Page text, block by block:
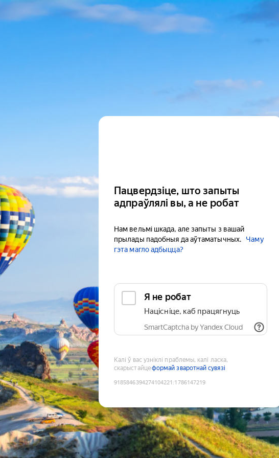
Пацвердзіце, што запыты
адпраўлялі вы, а не робат
Нам вельмі шкада, але запыты з вашай
прылады падобныя да аўтаматычных.
Чаму
гэта магло адбыцца?
Я не робат
Націсніце, каб працягнуць
SmartCaptcha by Yandex Cloud
Калі ў вас узніклі праблемы, калі ласка,
скарыстайцеформай зваротнай сувязі
9185846394274104221 :1786147219